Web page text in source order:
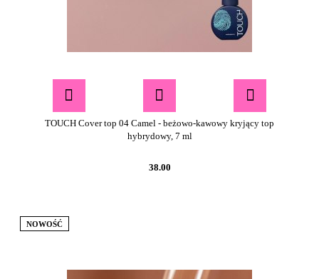
TOUCH Cover top 04 Camel - beżowo-kawowy kryjący top
hybrydowy, 7 ml
38.00
NOWOŚĆ